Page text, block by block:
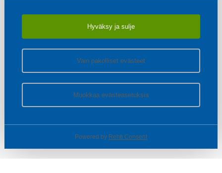
Hyväksy ja sulje
Vain pakolliset evästeet
Muokkaa evästeasetuksia
Powered by Rehti Consent